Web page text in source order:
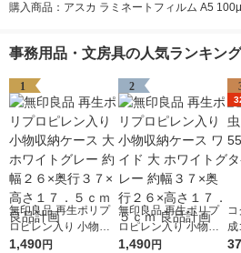
購入商品：アスカ ラミネートフィルム A5
事務用品・文房具の人気ランキング
1
無印良品 再生ポリプ
ロピレン入り 小物収
納ケース 大 ホワイト
1,490円
2
無印良品 再生ポリプ
ロピレン入り 小物収
納ケース ワイド 大 ホ
1,490円
コ
成
ト